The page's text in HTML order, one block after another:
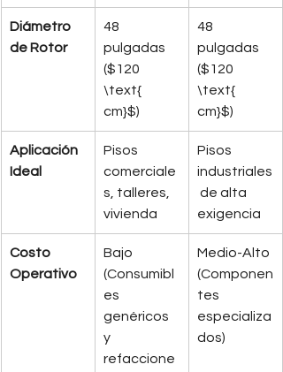
Diámetro
de Rotor
48
pulgadas
($120
\text{
cm}$)
48
pulgadas
($120
\text{
cm}$)
Aplicación
Ideal
Pisos
comerciale
s, talleres,
vivienda
Pisos
industriales
de alta
exigencia
Costo
Operativo
Bajo
(Consumibl
es
genéricos
y
refaccione
Medio-Alto
(Componen
tes
especializa
dos)